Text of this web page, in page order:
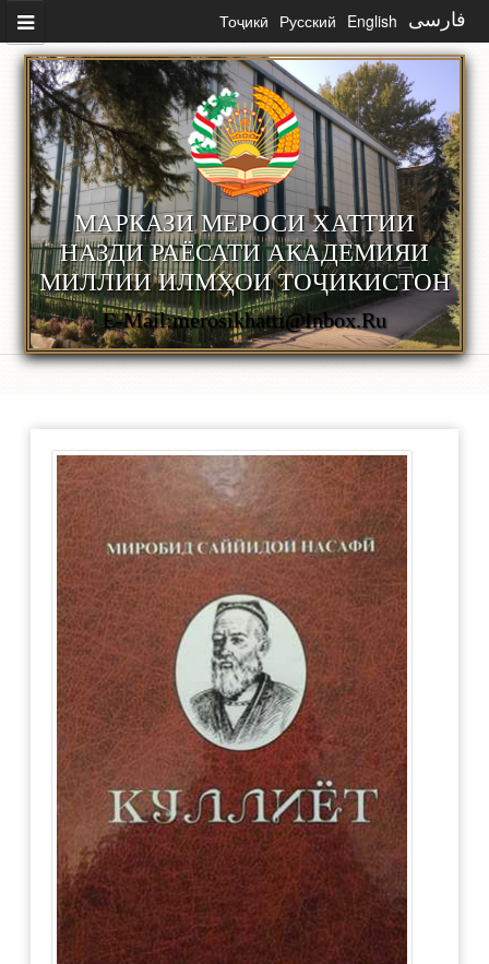
Перейти к основному содержаниюТоҷикӣ Русский English فارسی
МАРКАЗИ МЕРОСИ ХАТТИИ
НАЗДИ РАЁСАТИ АКАДЕМИЯИ
МИЛЛИИ ИЛМҲОИ ТОҶИКИСТОН
E-Mail:merosikhatti@inbox.ru